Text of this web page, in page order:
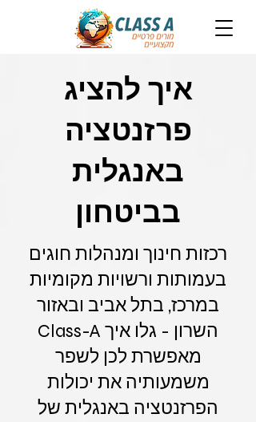
איך להציג
פרזנטציה
באנגלית
בביטחון
רכזות חינוך ומנהלות חוגים
בעמותות ורשויות מקומיות
במרכז, בתל אביב ובאזור
השרון - גלו איך Class-A
מאפשרת לכן לשפר
משמעותיה את יכולות
הפרזנטציה באנגלית של